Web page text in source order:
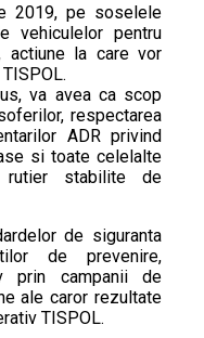
2019, pe soselele
vehiculelor pentru
actiune la care vor
va avea ca scop
respectarea
ADR privind
si toate celelalte
rutier stabilite de
de siguranta
de prevenire,
prin campanii de
ale caror rezultate
TISPOL.